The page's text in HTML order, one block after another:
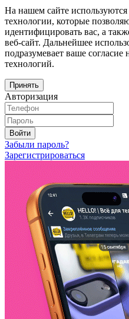
На нашем сайте
технологии, которые
идентифицировать вас, а
веб-сайт. Дальнейшее
подразумевает ваше согласие
технологий.
Принять
Авторизация
Войти
Забыли пароль?
Зарегистрироваться